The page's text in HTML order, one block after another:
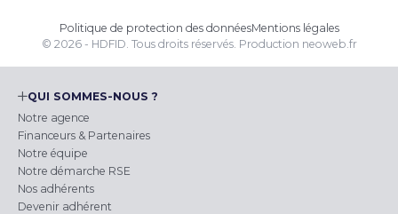
Politique de protection des donnéesMentions légales
© 2026 - HDFID. Tous droits réservés. Production neoweb.fr
QUI SOMMES-NOUS ?
Notre agence
Financeurs & Partenaires
Notre équipe
Notre démarche RSE
Nos adhérents
Devenir adhérent